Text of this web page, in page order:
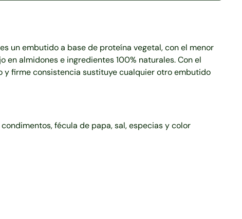
un embutido a base de proteína vegetal, con el menor
en almidones e ingredientes 100% naturales. Con el
y firme consistencia sustituye cualquier otro embutido
fécula de papa, sal, especias y color